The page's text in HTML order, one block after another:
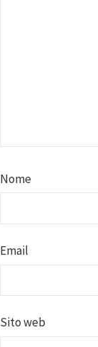
Nome
Email
Sito web